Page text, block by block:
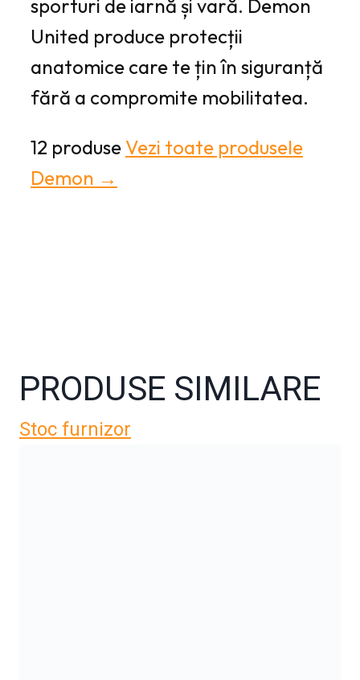
sporturi de iarnă și vară. Demon
United produce protecții
anatomice care te țin în siguranță
fără a compromite mobilitatea.
12 produse Vezi toate produsele
Demon →
PRODUSE SIMILARE
Stoc furnizor